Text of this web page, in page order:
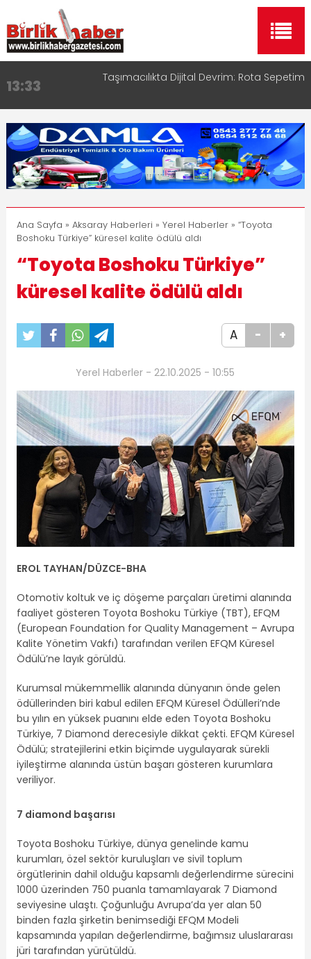
13:33 Taşımacılıkta Dijital Devrim: Rota Sepetim
17:15
Aksaray OSB Bölge Müdürü Makam Koltuğunu
Çocuklara Bıraktı
16:00
Aksaray Esnaf Rehberi ile Google ve Yapay Zeka
Aramalarında Öne Çıkın
8:23 Aksaray Esnaf Rehberi Hizmete Girdi
11:30
Birlikhaber.com Yayın Hayatına Başladı | Hızlı ve
Akıllı Haber Platformu
Ana Sayfa » Aksaray Haberleri » Yerel Haberler» “Toyota
Boshoku Türkiye” küresel kalite ödülü aldı
“Toyota Boshoku Türkiye”
küresel kalite ödülü aldı
A - +
Yerel Haberler - 22.10.2025 - 10:55
EROL TAYHAN/DÜZCE-BHA
Otomotiv koltuk ve iç döşeme parçaları üretimi alanında
faaliyet gösteren Toyota Boshoku Türkiye (TBT), EFQM
(European Foundation for Quality Management – Avrupa
Kalite Yönetim Vakfı) tarafından verilen EFQM Küresel
Ödülü’ne layık görüldü.
Kurumsal mükemmellik alanında dünyanın önde gelen
ödüllerinden biri kabul edilen EFQM Küresel Ödülleri’nde
bu yılın en yüksek puanını elde eden Toyota Boshoku
Türkiye, 7 Diamond derecesiyle dikkat çekti. EFQM Küresel
Ödülü; stratejilerini etkin biçimde uygulayarak sürekli
iyileştirme alanında üstün başarı gösteren kurumlara
veriliyor.
7 diamond başarısı
Toyota Boshoku Türkiye, dünya genelinde kamu
kurumları, özel sektör kuruluşları ve sivil toplum
örgütlerinin dahil olduğu kapsamlı değerlendirme sürecini
1000 üzerinden 750 puanla tamamlayarak 7 Diamond
seviyesine ulaştı. Çoğunluğu Avrupa’da yer alan 50
binden fazla şirketin benimsediği EFQM Modeli
kapsamında yapılan değerlendirme, bağımsız uluslararası
jüri tarafından yürütüldü.